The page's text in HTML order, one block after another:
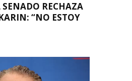
RECHAZA
“NO ESTOY